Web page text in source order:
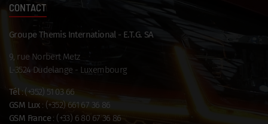
CONTACT
Groupe Themis International - E.T.G. SA
9, rue Norbert Metz
L-3524 Dudelange - Luxembourg
Tél: (+352) 51 03 66
GSM Lux: (+352) 661 67 36 86
GSM France : (+33) 6 80 67 36 86